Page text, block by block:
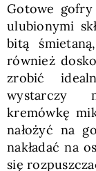
Gotowe
ulubionymi
bitą
również
zrobić
wystarczy
kremówkę
nałożyć na
nakładać na
się